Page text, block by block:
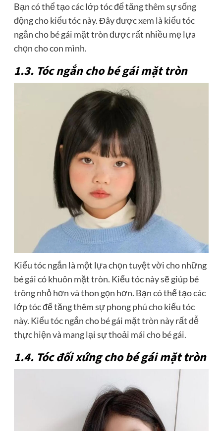
Bạn có thể tạo các lớp tóc để tăng thêm sự sống
động cho kiểu tóc này. Đây được xem là kiểu tóc
ngắn cho bé gái mặt tròn được rất nhiều mẹ lựa
chọn cho con mình.
1.3. Tóc ngắn cho bé gái mặt tròn
Kiểu tóc ngắn là một lựa chọn tuyệt vời cho những
bé gái có khuôn mặt tròn. Kiểu tóc này sẽ giúp bé
trông nhỏ hơn và thon gọn hơn. Bạn có thể tạo các
lớp tóc để tăng thêm sự phong phú cho kiểu tóc
này. Kiểu tóc ngắn cho bé gái mặt tròn này rất dễ
thực hiện và mang lại sự thoải mái cho bé gái.
1.4. Tóc đối xứng cho bé gái mặt tròn